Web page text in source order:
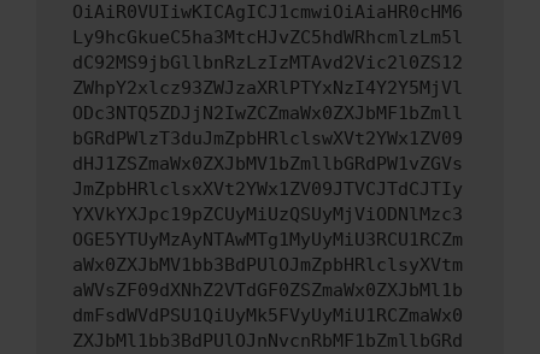
OiAiR0VUIiwKICAgICJ1cmwiOiAiaHR0cHM6
Ly9hcGkueC5ha3MtcHJvZC5hdWRhcmlzLm5l
dC92MS9jbGllbnRzLzIzMTAvd2Vic2l0ZS12
ZWhpY2xlcz93ZWJzaXRlPTYxNzI4Y2Y5MjVl
ODc3NTQ5ZDJjN2IwZCZmaWx0ZXJbMF1bZmll
bGRdPWlzT3duJmZpbHRlclswXVt2YWx1ZV09
dHJ1ZSZmaWx0ZXJbMV1bZmllbGRdPW1vZGVs
JmZpbHRlclsxXVt2YWx1ZV09JTVCJTdCJTIy
YXVkYXJpc19pZCUyMiUzQSUyMjViODNlMzc3
OGE5YTUyMzAyNTAwMTg1MyUyMiU3RCU1RCZm
aWx0ZXJbMV1bb3BdPUlOJmZpbHRlclsyXVtm
aWVsZF09dXNhZ2VTdGF0ZSZmaWx0ZXJbMl1b
dmFsdWVdPSU1QiUyMk5FVyUyMiU1RCZmaWx0
ZXJbMl1bb3BdPUlOJnNvcnRbMF1bZmllbGRd